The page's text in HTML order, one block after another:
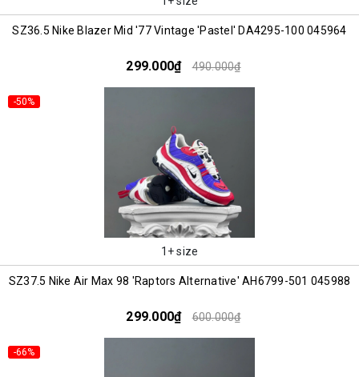
SZ36.5 Nike Blazer Mid '77 Vintage 'Pastel' DA4295-100 045964
299.000₫ 490.000₫
-50%
1+ size
SZ37.5 Nike Air Max 98 'Raptors Alternative' AH6799-501 045988
299.000₫ 600.000₫
-66%